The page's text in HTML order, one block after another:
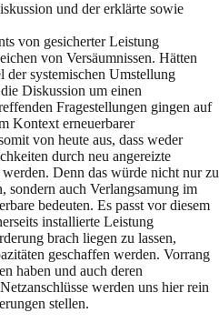
und der erklärte sowie
von gesicherter Leistung
von Versäumnissen. Hätten
der systemischen Umstellung
Diskussion um einen
Fragestellungen gingen auf
Kontext erneuerbarer
von heute aus, dass weder
durch neu angereizte
Denn das würde nicht nur zu
sondern auch Verlangsamung im
bedeuten. Es passt vor diesem
installierte Leistung
brach liegen zu lassen,
geschaffen werden. Vorrang
haben und auch deren
werden uns hier rein
stellen.